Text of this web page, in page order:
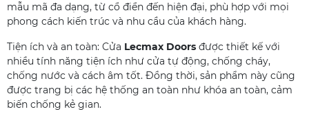
mẫu mã đa dạng, từ cổ điển đến hiện đại, phù hợp với mọi
phong cách kiến trúc và nhu cầu của khách hàng.
Tiện ích và an toàn: Cửa Lecmax Doors được thiết kế với
nhiều tính năng tiện ích như cửa tự động, chống cháy,
chống nước và cách âm tốt. Đồng thời, sản phẩm này cũng
được trang bị các hệ thống an toàn như khóa an toàn, cảm
biến chống kẻ gian.